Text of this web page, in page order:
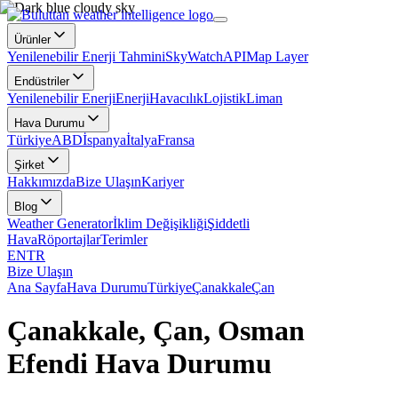
Ürünler
Yenilenebilir Enerji TahminiSkyWatchAPIMap Layer
Endüstriler
Yenilenebilir EnerjiEnerjiHavacılıkLojistikLiman
Hava Durumu
TürkiyeABDİspanyaİtalyaFransa
Şirket
HakkımızdaBize UlaşınKariyer
Blog
Weather Generatorİklim DeğişikliğiŞiddetli
HavaRöportajlarTerimler
ENTR
Bize Ulaşın
Ana SayfaHava DurumuTürkiyeÇanakkaleÇan
Çanakkale, Çan, Osman
Efendi Hava Durumu